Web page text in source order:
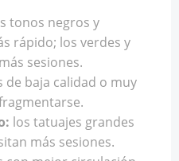
tonos negros y
rápido; los verdes y
sesiones.
de baja calidad o muy
los tatuajes grandes
más sesiones.